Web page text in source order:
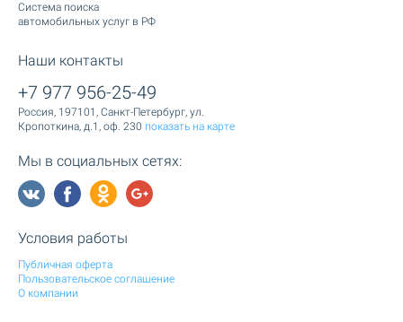
Cистема поиска
автомобильных услуг в РФ
Наши контакты
+7 977 956-25-49
Россия, 197101, Санкт-Петербург, ул.
Кропоткина, д.1, оф. 230 показать на карте
Мы в социальных сетях:
Условия работы
Публичная оферта
Пользовательское соглашение
О компании